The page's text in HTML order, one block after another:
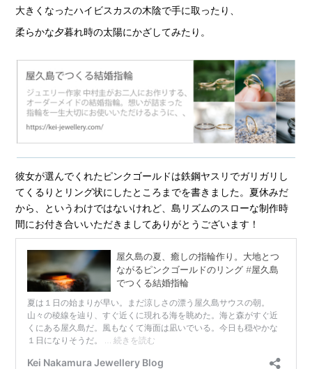
大きくなったハイビスカスの木陰で手に取ったり、
柔らかな夕暮れ時の太陽にかざしてみたり。
彼女が選んでくれたピンクゴールドは鉄鋼ヤスリでガリガリし
てくるりとリング状にしたところまでを書きました。夏休みだ
から、というわけではないけれど、島リズムのスローな制作時
間にお付き合いいただきましてありがとうございます！